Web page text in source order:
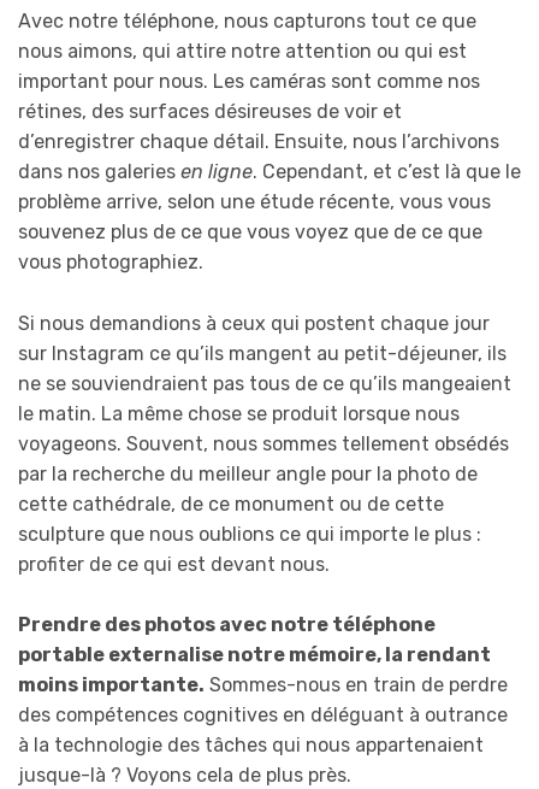
Avec notre téléphone, nous capturons tout ce que
nous aimons, qui attire notre attention ou qui est
important pour nous. Les caméras sont comme nos
rétines, des surfaces désireuses de voir et
d’enregistrer chaque détail. Ensuite, nous l’archivons
dans nos galeries en ligne. Cependant, et c’est là que le
problème arrive, selon une étude récente, vous vous
souvenez plus de ce que vous voyez que de ce que
vous photographiez.
Si nous demandions à ceux qui postent chaque jour
sur Instagram ce qu’ils mangent au petit-déjeuner, ils
ne se souviendraient pas tous de ce qu’ils mangeaient
le matin. La même chose se produit lorsque nous
voyageons. Souvent, nous sommes tellement obsédés
par la recherche du meilleur angle pour la photo de
cette cathédrale, de ce monument ou de cette
sculpture que nous oublions ce qui importe le plus :
profiter de ce qui est devant nous.
Prendre des photos avec notre téléphone
portable externalise notre mémoire, la rendant
moins importante. Sommes-nous en train de perdre
des compétences cognitives en déléguant à outrance
à la technologie des tâches qui nous appartenaient
jusque-là ? Voyons cela de plus près.